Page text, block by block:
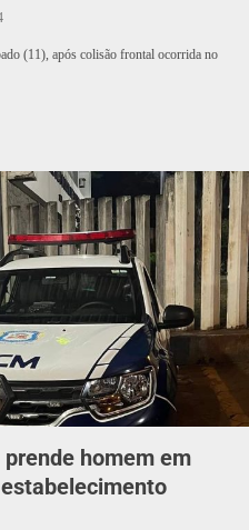
(11), após colisão frontal ocorrida no
homem em